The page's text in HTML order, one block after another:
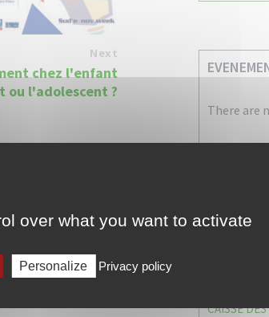
Next
chez l'enfant
ou l'adolescent ?
There are
VOS
CENTRE
CAISSE
over what you want to activate
Personalize Privacy policy